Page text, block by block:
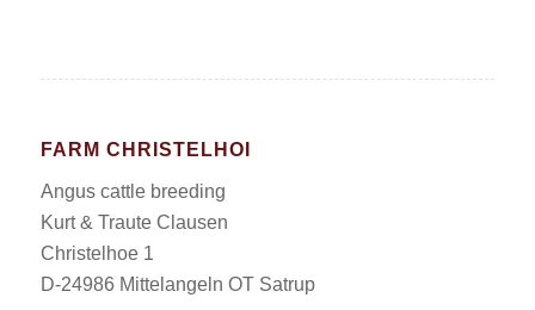
FARM CHRISTELHOI
Angus cattle breeding
Kurt & Traute Clausen
Christelhoe 1
D-24986 Mittelangeln OT Satrup